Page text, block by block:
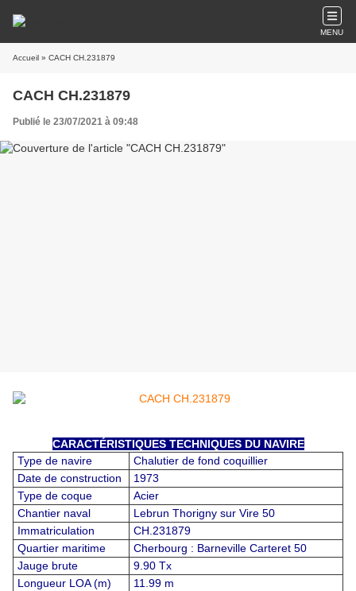
MENU
Accueil » CACH CH.231879
CACH CH.231879
Publié le 23/07/2021 à 09:48
CARACTÉRISTIQUES TECHNIQUES DU NAVIRE
Type de navire
Chalutier de fond coquillier
Date de construction
1973
Type de coque
Acier
Chantier naval
Lebrun Thorigny sur Vire 50
Immatriculation
CH.231879
Quartier maritime
Cherbourg : Barneville Carteret 50
Jauge brute
9.90 Tx
Longueur LOA (m)
11.99 m